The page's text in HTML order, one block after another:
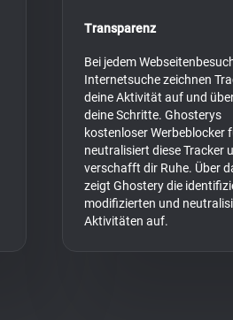
Transparenz
Bei jedem
Internetsuche zeichnen
deine Aktivität auf und
deine Schritte. Ghosterys
kostenloser Werbeblocker
neutralisiert diese Tracker
verschafft dir Ruhe. Über
zeigt Ghostery die
modifizierten und
Aktivitäten auf.